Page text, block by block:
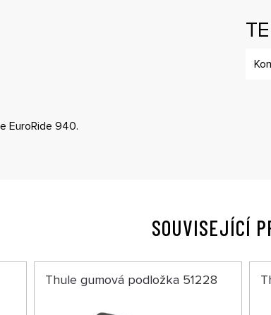
EuroRide 940.
SOUVISEJÍCÍ
Thule gumová podložka 51228